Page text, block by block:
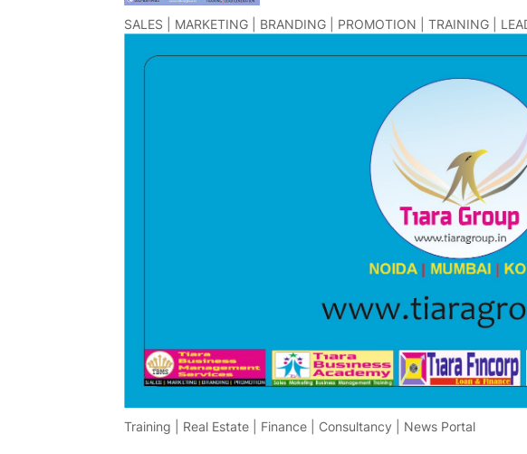
SALES | MARKETING | BRANDING | PROMOTION | TRAINING |
Training | Real Estate | Finance | Consultancy | News Portal